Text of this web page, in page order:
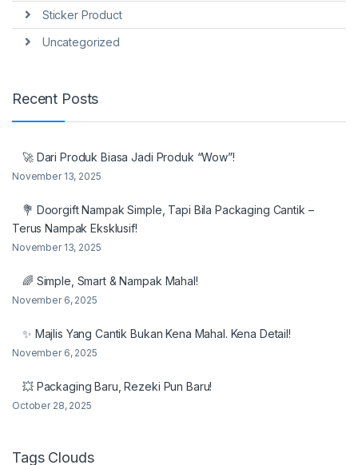
Sticker Product
Uncategorized
Recent Posts
🚀 Dari Produk Biasa Jadi Produk “Wow”!
November 13, 2025
💐 Doorgift Nampak Simple, Tapi Bila Packaging Cantik –
Terus Nampak Eksklusif!
November 13, 2025
🌈 Simple, Smart & Nampak Mahal!
November 6, 2025
✨ Majlis Yang Cantik Bukan Kena Mahal. Kena Detail!
November 6, 2025
💥 Packaging Baru, Rezeki Pun Baru!
October 28, 2025
Tags Clouds